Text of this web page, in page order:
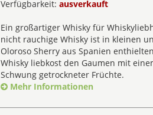
Verfügbarkeit: ausverkauft
Ein großartiger Whisky für
nicht rauchige Whisky ist in kleinen
Oloroso Sherry aus Spanien
Whisky liebkost den Gaumen mit
Schwung getrockneter Früchte.
Mehr Informationen